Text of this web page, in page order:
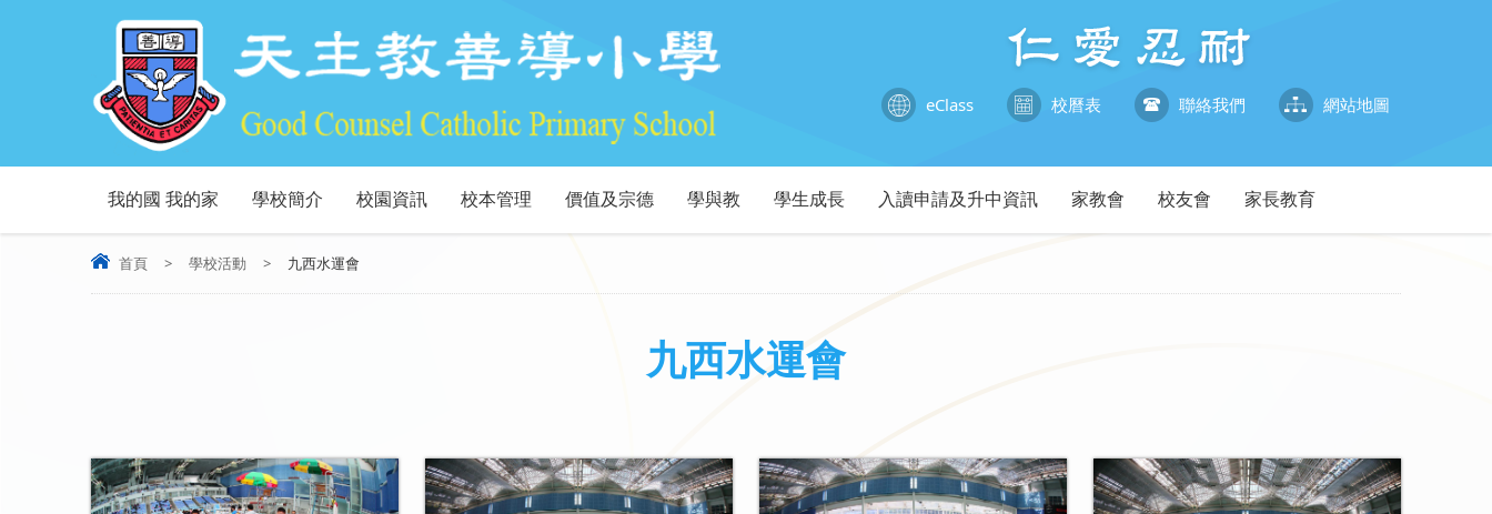
eClass 校曆表 聯絡我們 網站地圖
我的國 我的家 學校簡介 校園資訊 校本管理 價值及宗德 學與教 學生成長 入讀申請及升中資訊 家教會 校友會 家長教育
首頁 > 學校活動 > 九西水運會
九西水運會